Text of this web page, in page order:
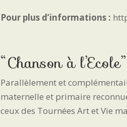
Pour plus d’informations :
“Chanson à
Parallèlement et
maternelle et primaire
ceux des Tournées Art et Vie